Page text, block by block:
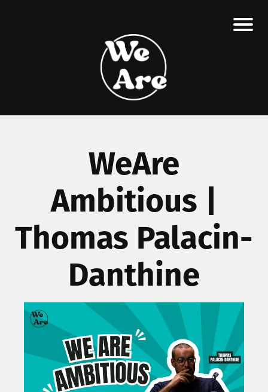
WeAre
Ambitious |
Thomas Palacin-
Danthine